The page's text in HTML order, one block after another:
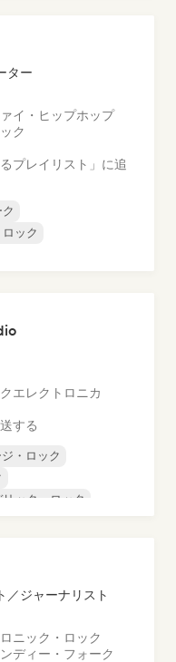
ター
イ・ヒップホップ
ク
プレイリスト」に追
ック
エレクトロニカ
する
・ロック
ック・ロック
／ジャーナリスト
ニック・ロック
ディー・フォーク